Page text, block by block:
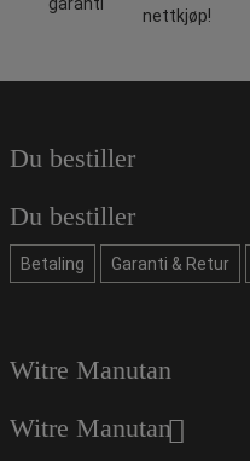
nettkjøp!
Du bestiller
Du bestiller
Betaling Garanti & Retur
Witre Manutan
Witre Manutan